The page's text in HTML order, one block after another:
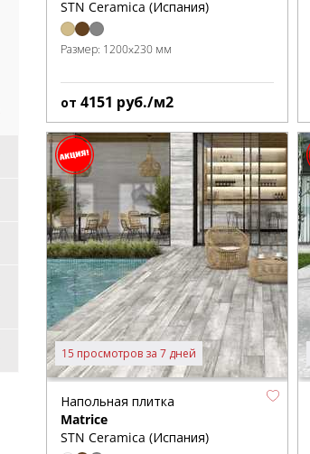
STN Ceramica (Испания)
Размер: 1200x230 мм
от 4151 руб./м2
15 просмотров за 7 дней
Напольная плитка
Matrice
STN Ceramica (Испания)